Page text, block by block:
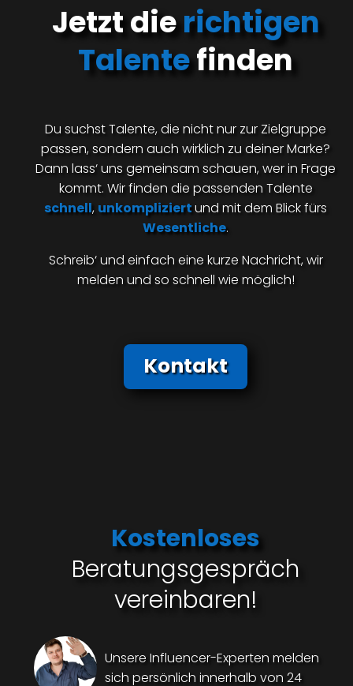
Jetzt dierichtigen
Talentefinden
Du suchst Talente, die nicht nur zur Zielgruppe
passen, sondern auch wirklich zu deiner Marke?
Dann lass‘ uns gemeinsam schauen, wer in Frage
kommt. Wir finden die passenden Talente
schnell, unkompliziertund mit dem Blick fürs
Wesentliche.
Schreib‘ und einfach eine kurze Nachricht, wir
melden und so schnell wie möglich!
Kontakt
Kostenloses
Beratungsgespräch
vereinbaren!
Unsere Influencer-Experten melden
sich persönlich innerhalb von 24